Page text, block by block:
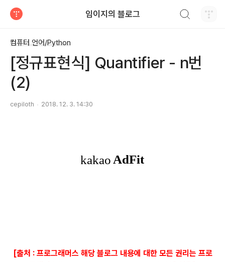
임이지의 블로그
컴퓨터 언어/Python
[정규표현식] Quantifier - n번
(2)
cepiloth 2018. 12. 3. 14:30
[출처 : 프로그래머스 해당 블로그 내용에 대한 모든 권리는 프로